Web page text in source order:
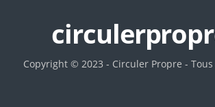
Copyright © 2023 - Circuler Propre -